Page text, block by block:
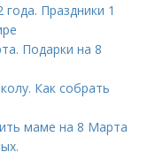
Праздники 1
Подарки на 8
Как собрать
маме на 8 Марта